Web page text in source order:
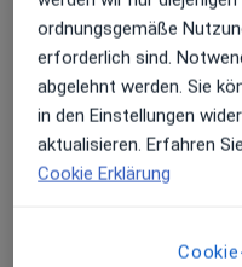
Zahlungsmodalitäten
Akzeptierte
Details
Telefonnummer
ordnungsgemäße
erforderlich sind.
abgelehnt werden. Sie
in den Einstellungen
aktualisieren. Erfahren
Cookie Erklärung